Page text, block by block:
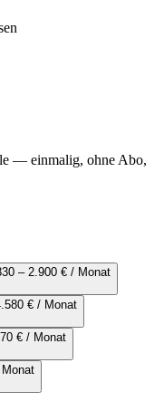
— einmalig, ohne Abo,
– 2.900 € / Monat
€ / Monat
€ / Monat